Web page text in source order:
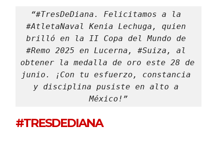
“#TresDeDiana. Felicitamos a la
#AtletaNaval Kenia Lechuga, quien
brilló en la II Copa del Mundo de
#Remo 2025 en Lucerna, #Suiza, al
obtener la medalla de oro este 28 de
junio. ¡Con tu esfuerzo, constancia
y disciplina pusiste en alto a
México!”
#TRESDEDIANA